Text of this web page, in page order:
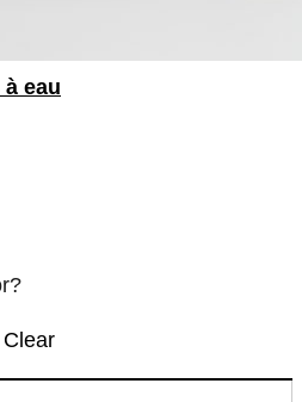
eau
Clear